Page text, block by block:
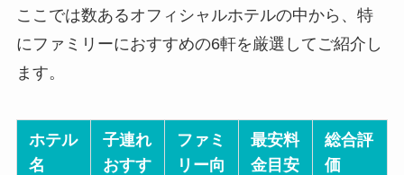
ここでは数あるオフィシャルホテルの中から、特
にファミリーにおすすめの6軒を厳選してご紹介し
ます。
ホテル
名
子連れ
おすす
ファミ
リー向
最安料
金目安
総合評
価